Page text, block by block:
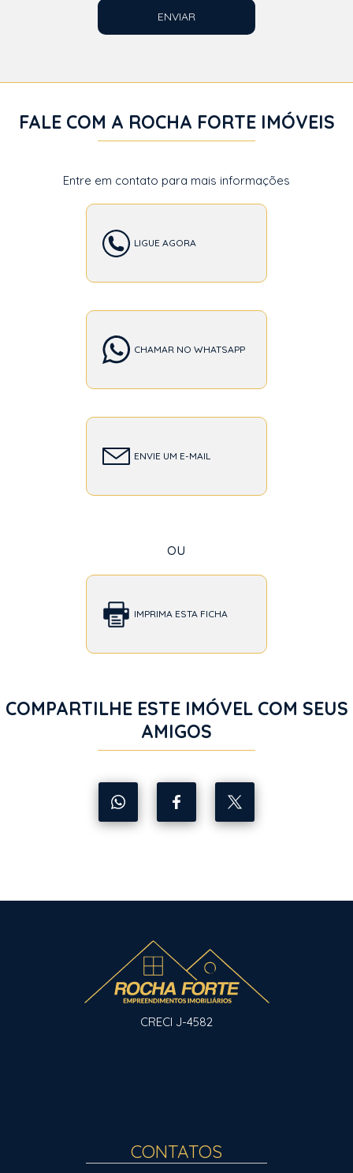
ENVIAR
FALE COM A ROCHA FORTE IMÓVEIS
Entre em contato para mais informações
LIGUE AGORA
CHAMAR NO WHATSAPP
ENVIE UM E-MAIL
ou
IMPRIMA ESTA FICHA
COMPARTILHE ESTE IMÓVEL COM SEUS
AMIGOS
CRECI J-4582
CONTATOS